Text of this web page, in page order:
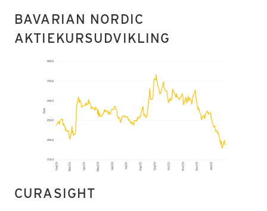
BAVARIAN NORDIC
AKTIEKURSUDVIKLING
CURASIGHT